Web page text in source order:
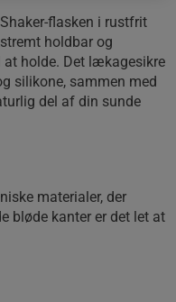
flasken i rustfrit
holdbar og
holde. Det lækagesikre
silikone, sammen med
del af din sunde
materialer, der
bløde kanter er det let at